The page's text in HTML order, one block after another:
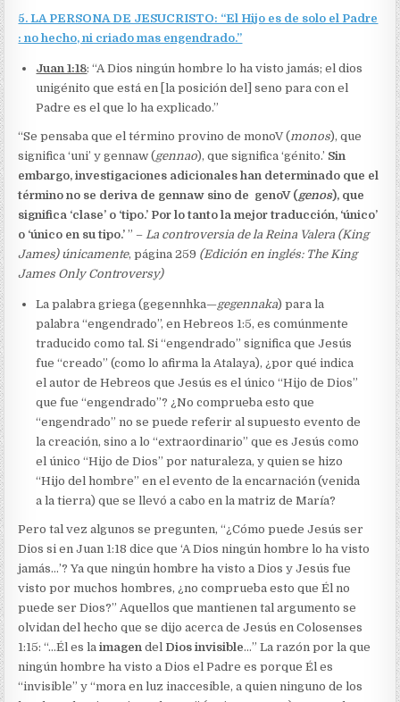
5. LA PERSONA DE JESUCRISTO: “El Hijo es de solo el Padre
: no hecho, ni criado mas engendrado.”
Juan 1:18: “A Dios ningún hombre lo ha visto jamás; el dios
unigénito que está en [la posición del] seno para con el
Padre es el que lo ha explicado.”
“Se pensaba que el término provino de monoV (monos), que
significa ‘uni’ y gennaw (gennao), que significa ‘génito.’ Sin
embargo, investigaciones adicionales han determinado que el
término no se deriva de gennaw sino de genoV (genos), que
significa ‘clase’ o ‘tipo.’ Por lo tanto la mejor traducción, ‘único’
o ‘único en su tipo.’” –La controversia de la Reina Valera (King
James) únicamente, página 259 (Edición en inglés: The King
James Only Controversy)
La palabra griega (gegennhka—gegennaka) para la
palabra “engendrado”, en Hebreos 1:5, es comúnmente
traducido como tal. Si “engendrado” significa que Jesús
fue “creado” (como lo afirma la Atalaya), ¿por qué indica
el autor de Hebreos que Jesús es el único “Hijo de Dios”
que fue “engendrado”? ¿No comprueba esto que
“engendrado” no se puede referir al supuesto evento de
la creación, sino a lo “extraordinario” que es Jesús como
el único “Hijo de Dios” por naturaleza, y quien se hizo
“Hijo del hombre” en el evento de la encarnación (venida
a la tierra) que se llevó a cabo en la matriz de María?
Pero tal vez algunos se pregunten, “¿Cómo puede Jesús ser
Dios si en Juan 1:18 dice que ‘A Dios ningún hombre lo ha visto
jamás…’? Ya que ningún hombre ha visto a Dios y Jesús fue
visto por muchos hombres, ¿no comprueba esto que Él no
puede ser Dios?” Aquellos que mantienen tal argumento se
olvidan del hecho que se dijo acerca de Jesús en Colosenses
1:15: “…Él es laimagen del Dios invisible…” La razón por la que
ningún hombre ha visto a Dios el Padre es porque Él es
“invisible” y “mora en luz inaccesible, a quien ninguno de los